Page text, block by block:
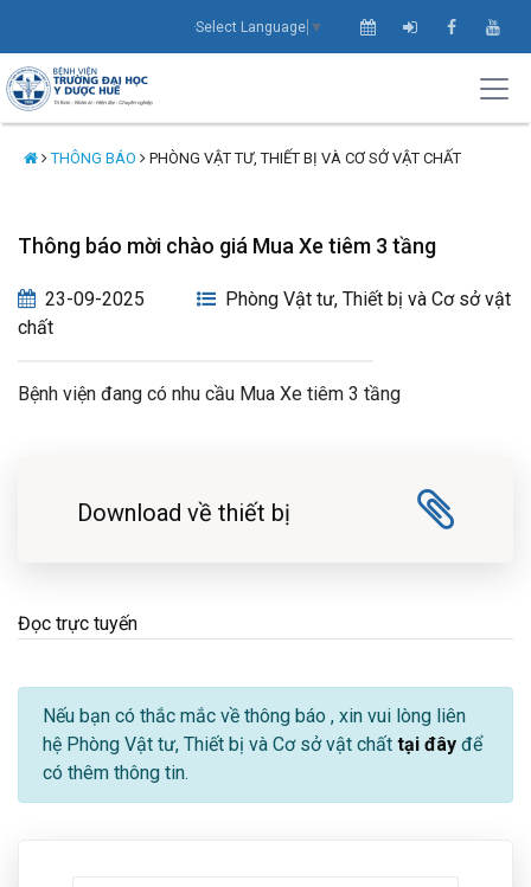
Select Language ▼
THÔNG BÁO PHÒNG VẬT TƯ, THIẾT BỊ VÀ CƠ SỞ VẬT CHẤT
Thông báo mời chào giá Mua Xe tiêm 3 tầng
23-09-2025
Phòng Vật tư, Thiết bị và Cơ sở vật
chất
Bệnh viện đang có nhu cầu Mua Xe tiêm 3 tầng
Download về thiết bị
Đọc trực tuyến
Nếu bạn có thắc mắc về thông báo , xin vui lòng liên
hệ Phòng Vật tư, Thiết bị và Cơ sở vật chất tại đây để
có thêm thông tin.